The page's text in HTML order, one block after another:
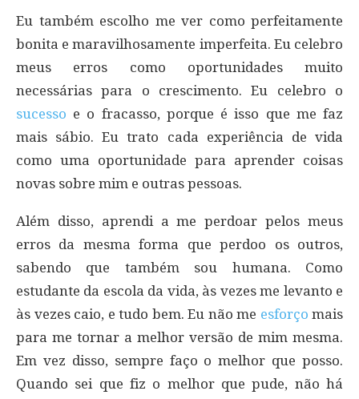
Eu também escolho me ver como perfeitamente
bonita e maravilhosamente imperfeita. Eu celebro
meus erros como oportunidades muito
necessárias para o crescimento. Eu celebro o
sucesso e o fracasso, porque é isso que me faz
mais sábio. Eu trato cada experiência de vida
como uma oportunidade para aprender coisas
novas sobre mim e outras pessoas.
Além disso, aprendi a me perdoar pelos meus
erros da mesma forma que perdoo os outros,
sabendo que também sou humana. Como
estudante da escola da vida, às vezes me levanto e
às vezes caio, e tudo bem. Eu não me esforço mais
para me tornar a melhor versão de mim mesma.
Em vez disso, sempre faço o melhor que posso.
Quando sei que fiz o melhor que pude, não há